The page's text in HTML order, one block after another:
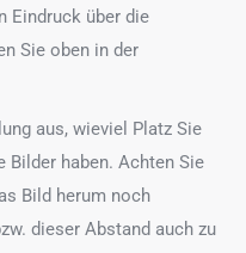
Eindruck über die
Sie oben in der
aus, wieviel Platz Sie
Bilder haben. Achten Sie
Bild herum noch
dieser Abstand auch zu